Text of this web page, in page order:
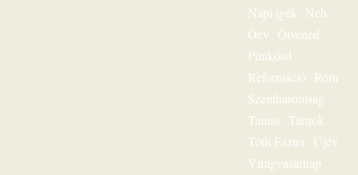
Napi igék
Neh
Óév Ötvened
Pünkösd
Reformáció Róm
Szentháromság
Tamás Tárnok
Tóth Eszter Újév
Virágvasárnap